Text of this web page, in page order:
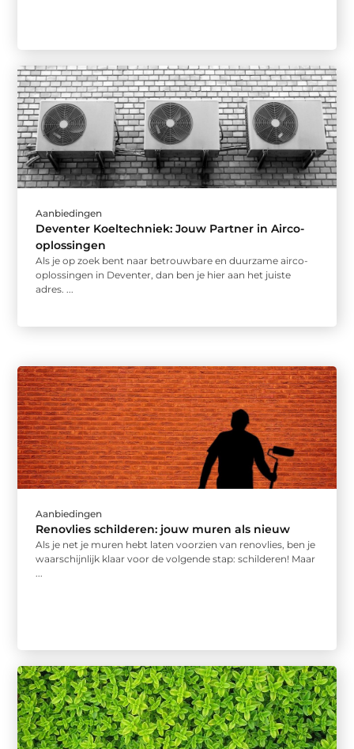
Aanbiedingen
Deventer Koeltechniek: Jouw Partner in Airco-
oplossingen
Als je op zoek bent naar betrouwbare en duurzame airco-
oplossingen in Deventer, dan ben je hier aan het juiste
adres. ...
Aanbiedingen
Renovlies schilderen: jouw muren als nieuw
Als je net je muren hebt laten voorzien van renovlies, ben je
waarschijnlijk klaar voor de volgende stap: schilderen! Maar